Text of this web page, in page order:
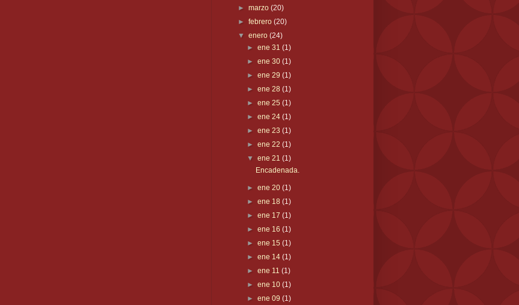
►marzo(20)
►febrero(20)
▼enero(24)
► ene 31 (1)
► ene 30 (1)
► ene 29 (1)
► ene 28 (1)
► ene 25 (1)
► ene 24 (1)
► ene 23 (1)
► ene 22 (1)
▼ ene 21 (1)
Encadenada.
► ene 20 (1)
► ene 18 (1)
► ene 17 (1)
► ene 16 (1)
► ene 15 (1)
► ene 14 (1)
► ene 11 (1)
► ene 10 (1)
► ene 09 (1)